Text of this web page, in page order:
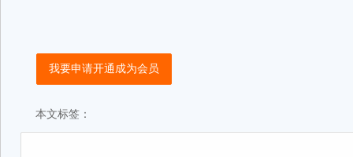
我要申请开通成为会员
本文标签：